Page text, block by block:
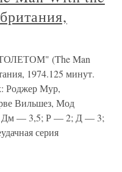
(The Man
1974.125 минут.
Роджер Мур,
Вильшез, Мод
— 3,5; Р — 2; Д — 3;
серия